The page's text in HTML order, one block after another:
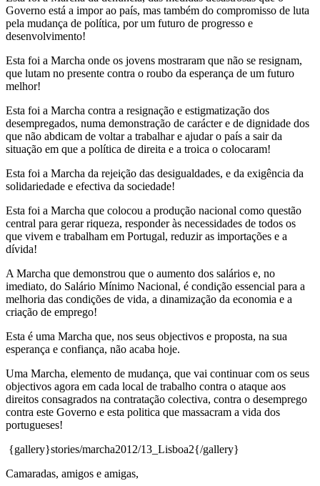
Governo está a impor ao país, mas também do compromisso de luta
pela mudança de política, por um futuro de progresso e
desenvolvimento!
Esta foi a Marcha onde os jovens mostraram que não se resignam,
que lutam no presente contra o roubo da esperança de um futuro
melhor!
Esta foi a Marcha contra a resignação e estigmatização dos
desempregados, numa demonstração de carácter e de dignidade dos
que não abdicam de voltar a trabalhar e ajudar o país a sair da
situação em que a política de direita e a troica o colocaram!
Esta foi a Marcha da rejeição das desigualdades, e da exigência da
solidariedade e efectiva da sociedade!
Esta foi a Marcha que colocou a produção nacional como questão
central para gerar riqueza, responder às necessidades de todos os
que vivem e trabalham em Portugal, reduzir as importações e a
dívida!
A Marcha que demonstrou que o aumento dos salários e, no
imediato, do Salário Mínimo Nacional, é condição essencial para a
melhoria das condições de vida, a dinamização da economia e a
criação de emprego!
Esta é uma Marcha que, nos seus objectivos e proposta, na sua
esperança e confiança, não acaba hoje.
Uma Marcha, elemento de mudança, que vai continuar com os seus
objectivos agora em cada local de trabalho contra o ataque aos
direitos consagrados na contratação colectiva, contra o desemprego
contra este Governo e esta politica que massacram a vida dos
portugueses!
{gallery}stories/marcha2012/13_Lisboa2{/gallery}
Camaradas, amigos e amigas,